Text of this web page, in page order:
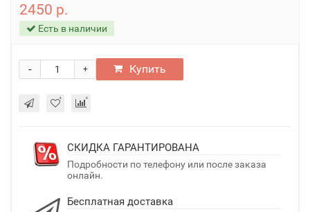
2450 р.
Есть в наличии
+
- Купить
СКИДКА ГАРАНТИРОВАНА
Подробности по телефону или после заказа
онлайн.
Бесплатная доставка